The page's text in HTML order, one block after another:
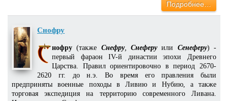
Подробнее…
Снофру
нофру (также Снефру,Снеферуили Сенеферу) -
первый фараон IV-й династии эпохи Древнего
Царства. Правил ориентировочно в период 2670-
2620 гг. до н.э. Во время его правления были
предприняты военные походы в Ливию и Нубию, а также
торговая экспедиция на территорию современного Ливана.